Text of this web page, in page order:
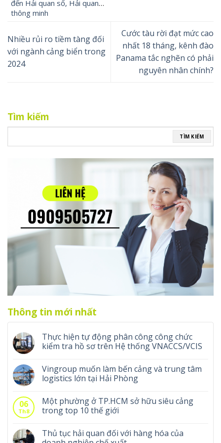
đến Hải quan số, Hải quan
thông minh
Nhiều rủi ro tiềm tàng đối
với ngành cảng biển trong
2024
Cước tàu rời đạt mức cao
nhất 18 tháng, kênh đào
Panama tắc nghẽn có phải
nguyên nhân chính?
Tìm kiếm
TÌM KIẾM
Thông tin mới nhất
Thực hiện tự động phân công công chức
kiểm tra hồ sơ trên Hệ thống VNACCS/VCIS
Vingroup muốn làm bến cảng và trung tâm
logistics lớn tại Hải Phòng
06
Th8
Một phường ở TP.HCM sở hữu siêu cảng
trong top 10 thế giới
Thủ tục hải quan đối với hàng hóa của